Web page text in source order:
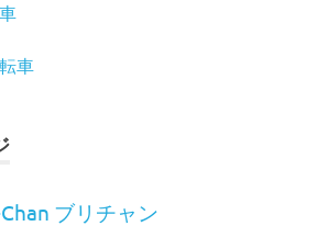
車
ブリチャン